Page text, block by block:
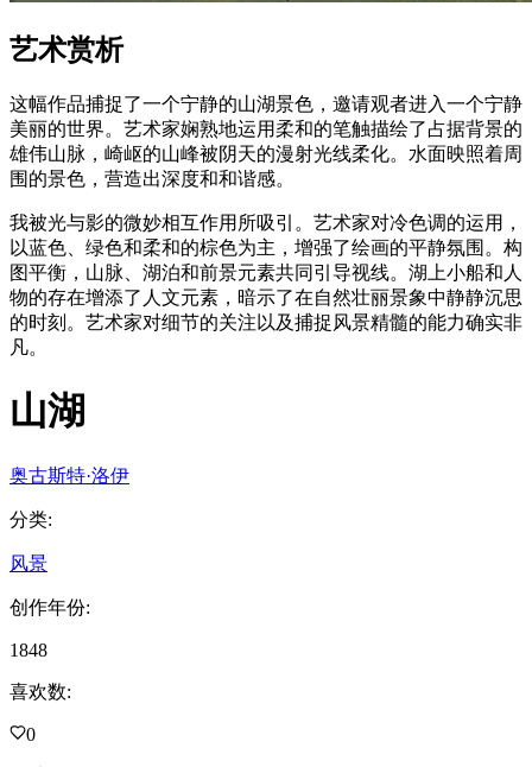
艺术赏析
这幅作品捕捉了一个宁静的山湖景色，邀请观者进入一个宁静
美丽的世界。艺术家娴熟地运用柔和的笔触描绘了占据背景的
雄伟山脉，崎岖的山峰被阴天的漫射光线柔化。水面映照着周
围的景色，营造出深度和和谐感。
我被光与影的微妙相互作用所吸引。艺术家对冷色调的运用，
以蓝色、绿色和柔和的棕色为主，增强了绘画的平静氛围。构
图平衡，山脉、湖泊和前景元素共同引导视线。湖上小船和人
物的存在增添了人文元素，暗示了在自然壮丽景象中静静沉思
的时刻。艺术家对细节的关注以及捕捉风景精髓的能力确实非
凡。
山湖
奥古斯特·洛伊
分类:
风景
创作年份:
1848
喜欢数:
0